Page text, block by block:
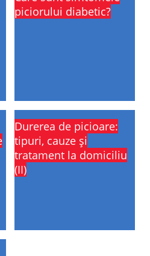
piciorului diabetic?
Durerea de picioare:
tipuri, cauze și
tratament la domiciliu
(II)